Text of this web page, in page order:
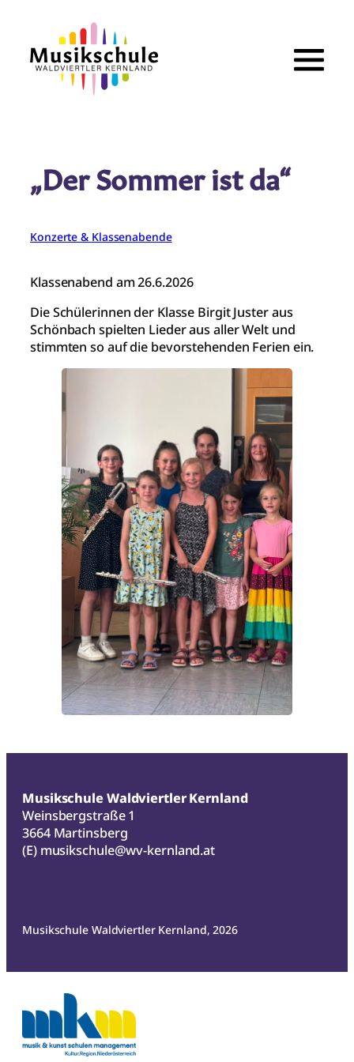
springen
„Der Sommer ist da“
Konzerte & Klassenabende
Klassenabend am 26.6.2026
Die Schülerinnen der Klasse Birgit Juster aus
Schönbach spielten Lieder aus aller Welt und
stimmten so auf die bevorstehenden Ferien ein.
Musikschule Waldviertler Kernland
Weinsbergstraße 1
3664 Martinsberg
(E) musikschule@wv-kernland.at
Musikschule Waldviertler Kernland, 2026